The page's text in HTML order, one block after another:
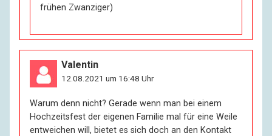
frühen Zwanziger)
Valentin
12.08.2021 um 16:48 Uhr
Warum denn nicht? Gerade wenn man bei einem
Hochzeitsfest der eigenen Familie mal für eine Weile
entweichen will, bietet es sich doch an den Kontakt